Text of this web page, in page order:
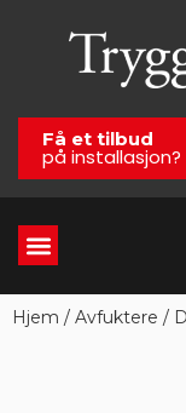
Få et tilbud
på installasjon?
Hjem / Avfuktere /